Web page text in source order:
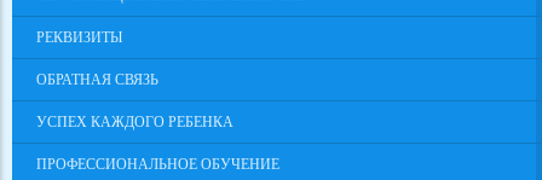
РЕКВИЗИТЫ
ОБРАТНАЯ СВЯЗЬ
УСПЕХ КАЖДОГО РЕБЕНКА
ПРОФЕССИОНАЛЬНОЕ ОБУЧЕНИЕ